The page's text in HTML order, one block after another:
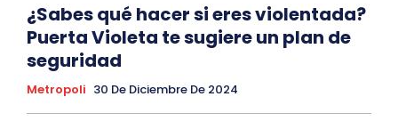
¿Sabes qué hacer si eres violentada?
Puerta Violeta te sugiere un plan de
seguridad
Metropoli 30 De Diciembre De 2024